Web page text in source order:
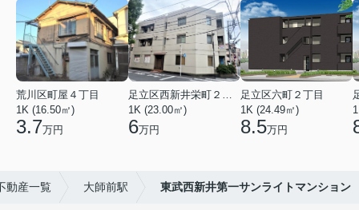
荒川区町屋４丁目
1K (16.50㎡)
3.7万円
足立区西新井栄町２丁目
1K (23.00㎡)
6万円
足立区六町２丁目
1K (24.49㎡)
8.5万円
動産一覧 大師前駅 東武西新井第一サンライトマンション